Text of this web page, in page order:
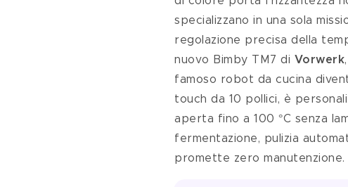
specializzano in una sola
regolazione precisa della
nuovo Bimby TM7 di Vorwerk
famoso robot da cucina
touch da 10 pollici, è
aperta fino a 100 °C senza
fermentazione, pulizia
promette zero manutenzione.